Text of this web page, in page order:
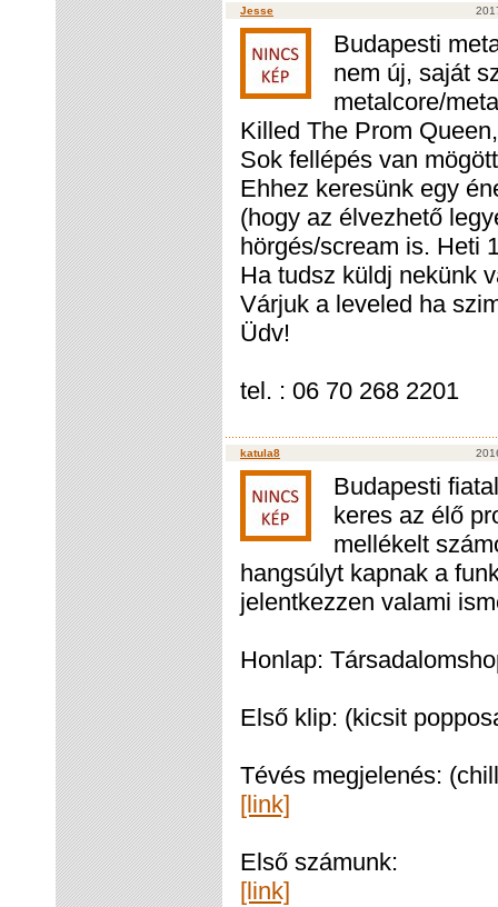
Jesse
Budapesti
nem új, saját
metalcore/
Killed The Prom
Sok fellépés van
Ehhez keresünk egy
(hogy az élvezhető
hörgés/scream is. Heti
Ha tudsz küldj nekünk
Várjuk a leveled ha
Üdv!
tel. : 06 70 268 2201
katula8
Budapesti
keres az élő
mellékelt
hangsúlyt kapnak a
jelentkezzen valami
Honlap:
Első klip: (kicsit
Tévés megjelenés:
[link]
Első számunk:
[link]